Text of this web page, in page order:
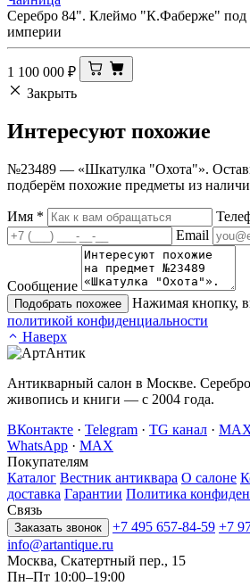
Серебро 84". Клеймо "К.Фаберже" под
империи
1 100 000 ₽
Закрыть
Интересуют похожие
№23489 — «Шкатулка "Охота"».
подберём похожие предметы из
Имя *
Email
Сообщение
Подобрать похожее
Нажимая кнопку,
политикой конфиденциальности
Наверх
Антикварный салон в Москве.
живопись и книги — с 2004 года.
ВКонтакте · Telegram · TG канал ·
WhatsApp · MAX
Покупателям
Каталог Вестник антиквара О салоне
доставка Гарантии Политика
Связь
Заказать звонок +7 495 657-84-59 +7
info@artantique.ru
Москва, Скатертный пер., 15
Пн–Пт 10:00–19:00